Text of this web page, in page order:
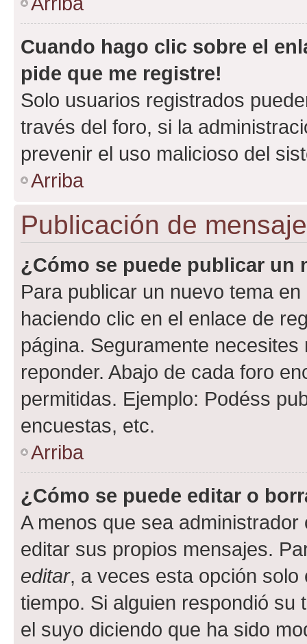
Cuando hago clic sobre el
pide que me registre!
Solo usuarios registrados
través del foro, si la
prevenir el uso malicioso del
Arriba
Publicación de
¿Cómo se puede publicar un
Para publicar un nuevo tema
haciendo clic en el enlace de
página. Seguramente
reponder. Abajo de cada foro
permitidas. Ejemplo: Podéss
encuestas, etc.
Arriba
¿Cómo se puede editar o
A menos que sea
editar sus propios mensajes.
editar, a veces esta opción
tiempo. Si alguien respondió su
el suyo diciendo que ha sido